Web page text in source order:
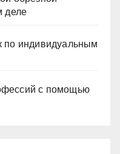
деле
по индивидуальным
с помощью